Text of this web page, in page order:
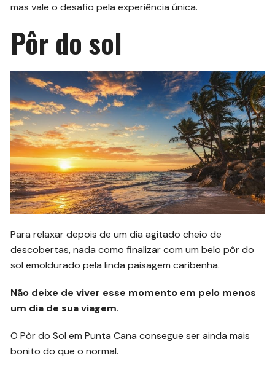
mas vale o desafio pela experiência única.
Pôr do sol
Para relaxar depois de um dia agitado cheio de
descobertas, nada como finalizar com um belo pôr do
sol emoldurado pela linda paisagem caribenha.
Não deixe de viver esse momento em pelo menos
um dia de sua viagem.
O Pôr do Sol em Punta Cana consegue ser ainda mais
bonito do que o normal.